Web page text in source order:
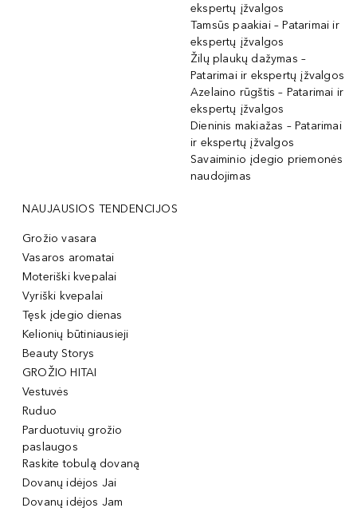
ekspertų įžvalgos
Tamsūs paakiai – Patarimai ir
ekspertų įžvalgos
Žilų plaukų dažymas –
Patarimai ir ekspertų įžvalgos
Azelaino rūgštis – Patarimai ir
ekspertų įžvalgos
Dieninis makiažas – Patarimai
ir ekspertų įžvalgos
Savaiminio įdegio priemonės
naudojimas
NAUJAUSIOS TENDENCIJOS
Grožio vasara
Vasaros aromatai
Moteriški kvepalai
Vyriški kvepalai
Tęsk įdegio dienas
Kelionių būtiniausieji
Beauty Storys
GROŽIO HITAI
Vestuvės
Ruduo
Parduotuvių grožio
paslaugos
Raskite tobulą dovaną
Dovanų idėjos Jai
Dovanų idėjos Jam